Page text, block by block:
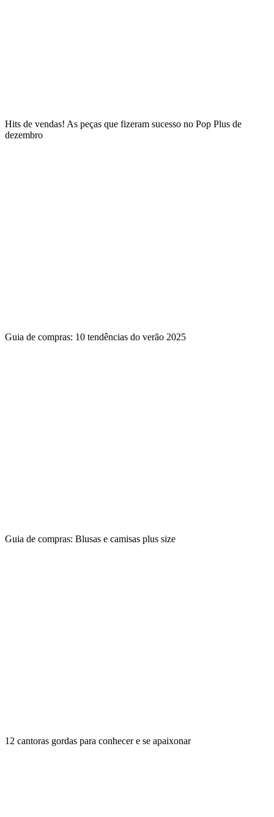
Hits de vendas! As peças que fizeram sucesso no Pop Plus de
dezembro
Guia de compras: 10 tendências do verão 2025
Guia de compras: Blusas e camisas plus size
12 cantoras gordas para conhecer e se apaixonar